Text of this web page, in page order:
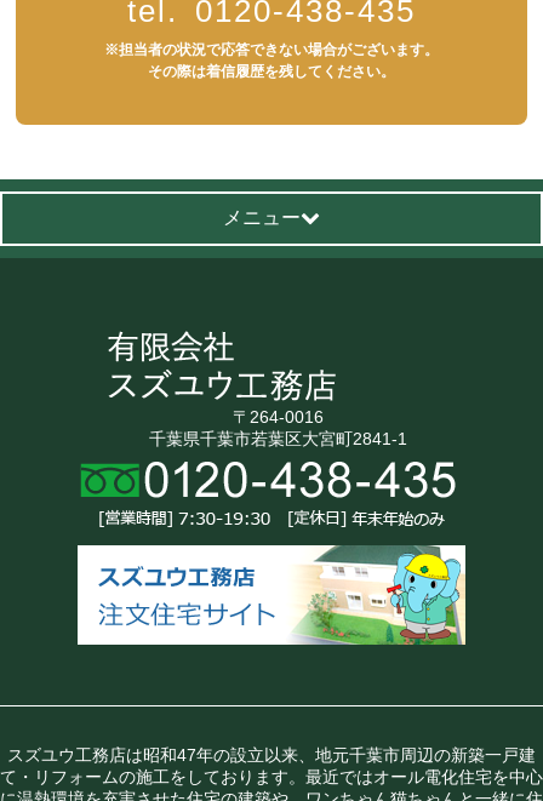
tel. 0120-438-435
※担当者の状況で応答できない場合がございます。
その際は着信履歴を残してください。
メニュー
〒264-0016
千葉県千葉市若葉区大宮町2841-1
スズユウ工務店は昭和47年の設立以来、地元千葉市周辺の新築一戸建
て・リフォームの施工をしております。最近ではオール電化住宅を中心